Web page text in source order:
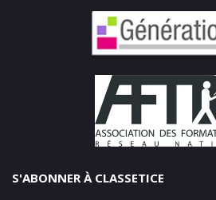
S'ABONNER À CLASSETICE